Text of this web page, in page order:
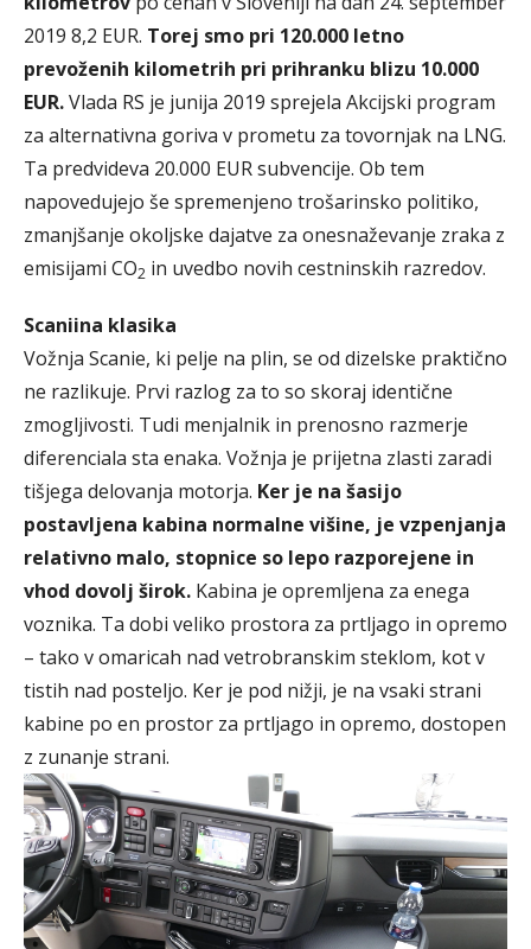
2019 8,2 EUR. Torej smo pri 120.000 letno
prevoženih kilometrih pri prihranku blizu 10.000
EUR.Vlada RS je junija 2019 sprejela Akcijski program
za alternativna goriva v prometu za tovornjak na LNG.
Ta predvideva 20.000 EUR subvencije. Ob tem
napovedujejo še spremenjeno trošarinsko politiko,
zmanjšanje okoljske dajatve za onesnaževanje zraka z
emisijami CO2 in uvedbo novih cestninskih razredov.
Scaniina klasika
Vožnja Scanie, ki pelje na plin, se od dizelske praktično
ne razlikuje. Prvi razlog za to so skoraj identične
zmogljivosti. Tudi menjalnik in prenosno razmerje
diferenciala sta enaka. Vožnja je prijetna zlasti zaradi
tišjega delovanja motorja. Ker je na šasijo
postavljena kabina normalne višine, je vzpenjanja
relativno malo, stopnice so lepo razporejene in
vhod dovolj širok. Kabina je opremljena za enega
voznika. Ta dobi veliko prostora za prtljago in opremo
– tako v omaricah nad vetrobranskim steklom, kot v
tistih nad posteljo. Ker je pod nižji, je na vsaki strani
kabine po en prostor za prtljago in opremo, dostopen
z zunanje strani.